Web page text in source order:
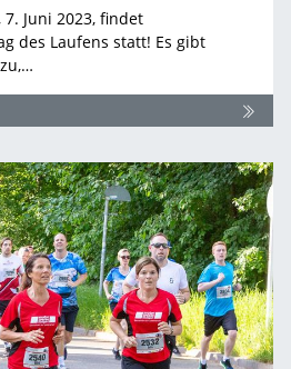
Juni 2023, findet
des Laufens statt! Es gibt